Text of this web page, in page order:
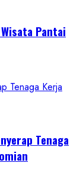
Pantai
Tenaga Kerja
Tenaga